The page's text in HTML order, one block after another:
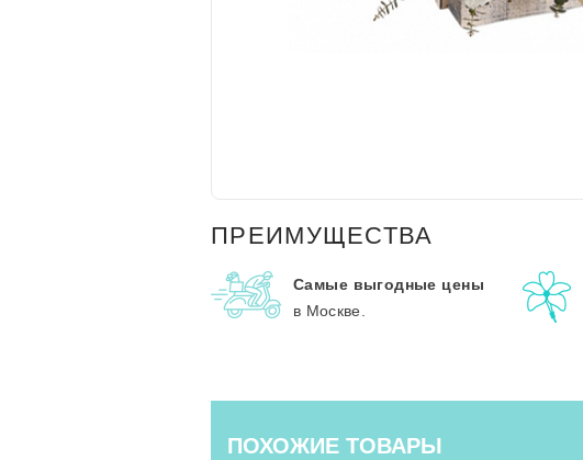
ПРЕИМУЩЕСТВА
Самые выгодные цены
в Москве.
ПОХОЖИЕ ТОВАРЫ